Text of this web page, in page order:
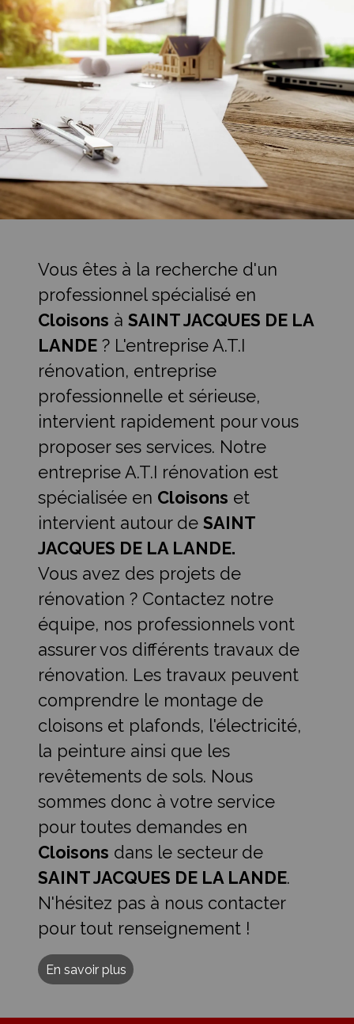
Vous êtes à la recherche d'un
professionnel spécialisé en
Cloisons à SAINT JACQUES DE LA
LANDE ? L'entreprise A.T.I
rénovation, entreprise
professionnelle et sérieuse,
intervient rapidement pour vous
proposer ses services. Notre
entreprise A.T.I rénovation est
spécialisée en Cloisons et
intervient autour de SAINT
JACQUES DE LA LANDE.
Vous avez des projets de
rénovation ? Contactez notre
équipe, nos professionnels vont
assurer vos différents travaux de
rénovation. Les travaux peuvent
comprendre le montage de
cloisons et plafonds, l'électricité,
la peinture ainsi que les
revêtements de sols. Nous
sommes donc à votre service
pour toutes demandes en
Cloisons dans le secteur de
SAINT JACQUES DE LA LANDE.
N'hésitez pas à nous contacter
pour tout renseignement !
En savoir plus